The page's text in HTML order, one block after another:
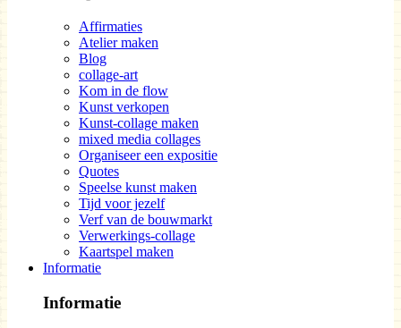
Affirmaties
Atelier maken
Blog
collage-art
Kom in de flow
Kunst verkopen
Kunst-collage maken
mixed media collages
Organiseer een expositie
Quotes
Speelse kunst maken
Tijd voor jezelf
Verf van de bouwmarkt
Verwerkings-collage
Kaartspel maken
Informatie
Informatie